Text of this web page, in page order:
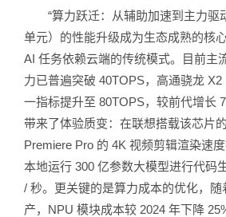
“算力跃迁：从辅助加速到主力驱
单元）的性能升级成为生态成熟的核
AI 任务依赖云端的传统模式。目前主
力已普遍突破 40TOPS，高通骁龙
一指标提升至 80TOPS，较前代增长
带来了体验质变：在联想搭载该芯片的
Premiere Pro 的 4K 视频剪辑渲染速
本地运行 300 亿参数大模型进行代码
/ 秒。更关键的是算力成本的优化，
产，NPU 模块成本较 2024 年下降